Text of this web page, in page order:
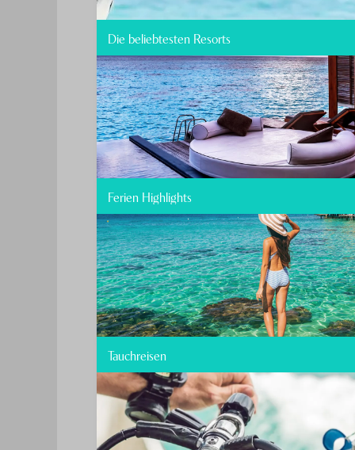
Die beliebtesten Resorts
Ferien Highlights
Tauchreisen